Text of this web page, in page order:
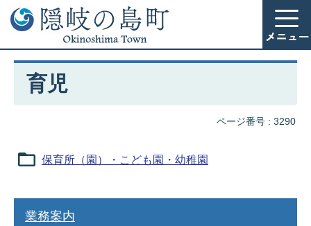
育児
ページ番号 : 3290
保育所（園）・こども園・幼稚園
業務案内